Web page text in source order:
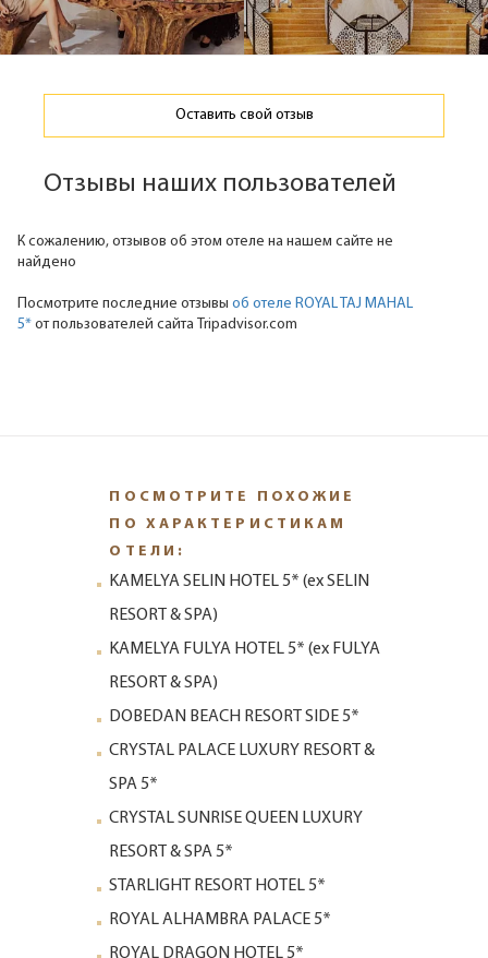
Оставить свой отзыв
Отзывы наших пользователей
К сожалению, отзывов об этом отеле на нашем сайте не
найдено
Посмотрите последние отзывы об отеле ROYAL TAJ MAHAL
5* от пользователей сайта Tripadvisor.com
ПОСМОТРИТЕ ПОХОЖИЕ
ПО ХАРАКТЕРИСТИКАМ
ОТЕЛИ:
KAMELYA SELIN HOTEL 5* (ех SELIN
RESORT & SPA)
KAMELYA FULYA HOTEL 5* (ех FULYA
RESORT & SPA)
DOBEDAN BEACH RESORT SIDE 5*
CRYSTAL PALACE LUXURY RESORT &
SPA 5*
CRYSTAL SUNRISE QUEEN LUXURY
RESORT & SPA 5*
STARLIGHT RESORT HOTEL 5*
ROYAL ALHAMBRA PALACE 5*
ROYAL DRAGON HOTEL 5*